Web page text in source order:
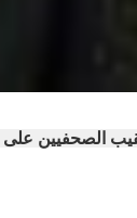
الصحفيين